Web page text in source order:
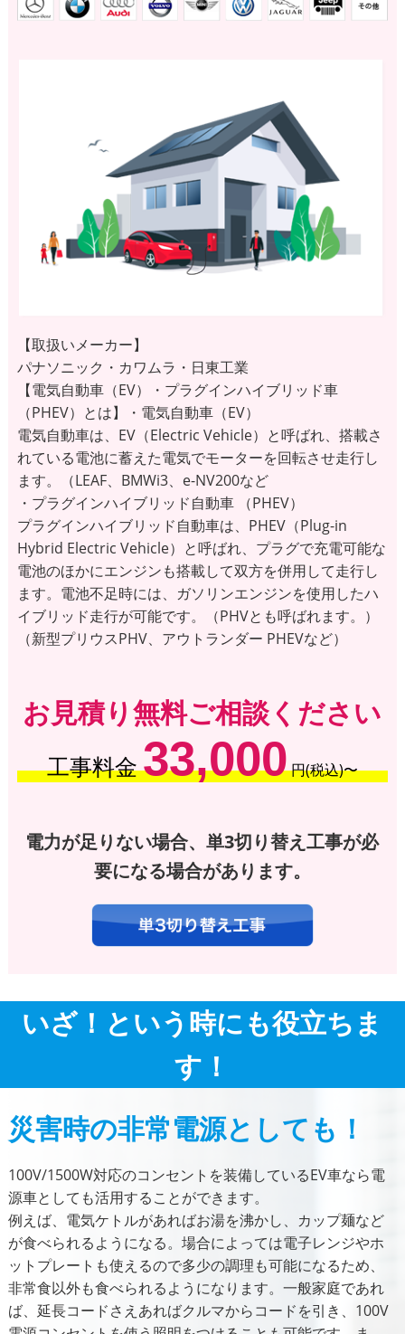
【取扱いメーカー】
パナソニック・カワムラ・日東工業
【電気自動車（EV）・プラグインハイブリッド車
（PHEV）とは】・電気自動車（EV）
電気自動車は、EV（Electric Vehicle）と呼ばれ、搭載さ
れている電池に蓄えた電気でモーターを回転させ走行し
ます。（LEAF、BMWi3、e-NV200など
・プラグインハイブリッド自動車 （PHEV）
プラグインハイブリッド自動車は、PHEV（Plug-in
Hybrid Electric Vehicle）と呼ばれ、プラグで充電可能な
電池のほかにエンジンも搭載して双方を併用して走行し
ます。電池不足時には、ガソリンエンジンを使用したハ
イブリッド走行が可能です。（PHVとも呼ばれます。）
（新型プリウスPHV、アウトランダー PHEVなど）
お見積り無料ご相談ください
工事料金33,000円(税込)〜
電力が足りない場合、単3切り替え工事が必
要になる場合があります。
いざ！という時にも役立ちま
す！
災害時の非常電源としても！
100V/1500W対応のコンセントを装備しているEV車なら電
源車としても活用することができます。
例えば、電気ケトルがあればお湯を沸かし、カップ麺など
が食べられるようになる。場合によっては電子レンジやホ
ットプレートも使えるので多少の調理も可能になるため、
非常食以外も食べられるようになります。一般家庭であれ
ば、延長コードさえあればクルマからコードを引き、100V